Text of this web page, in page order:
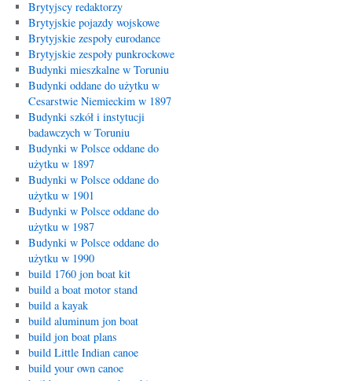
Brytyjscy redaktorzy
Brytyjskie pojazdy wojskowe
Brytyjskie zespoły eurodance
Brytyjskie zespoły punkrockowe
Budynki mieszkalne w Toruniu
Budynki oddane do użytku w
Cesarstwie Niemieckim w 1897
Budynki szkół i instytucji
badawczych w Toruniu
Budynki w Polsce oddane do
użytku w 1897
Budynki w Polsce oddane do
użytku w 1901
Budynki w Polsce oddane do
użytku w 1987
Budynki w Polsce oddane do
użytku w 1990
build 1760 jon boat kit
build a boat motor stand
build a kayak
build aluminum jon boat
build jon boat plans
build Little Indian canoe
build your own canoe